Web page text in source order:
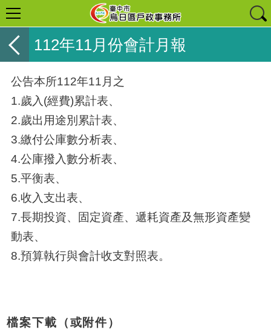
112年11月份會計月報
公告本所112年11月之
1.歲入(經費)累計表、
2.歲出用途別累計表、
3.繳付公庫數分析表、
4.公庫撥入數分析表、
5.平衡表、
6.收入支出表、
7.長期投資、固定資產、遞耗資產及無形資產變
動表、
8.預算執行與會計收支對照表。
檔案下載（或附件）